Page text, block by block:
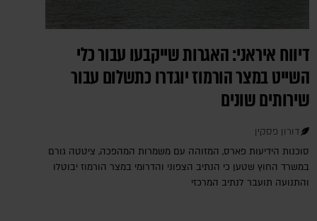
דיווח איראני: האגרות שייקבעו עבור כלי
השייט במצר הורמוז יוגדרו כתשלום עבור
שירותים שונים
דורון פסקין
סוכנות הידיעות פארס, המזוהה עם משמרות המהפכה, ציטטה גורם
במשרד החוץ שטען כי הנתיב הצפוני והדרומי במצר הורמוז יבוטלו
והתנועה תועבר לנתיב המרכזי